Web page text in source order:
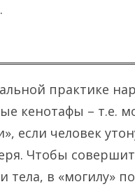
практике
кенотафы – т.е.
если человек
Чтобы
тела, в «могилу»